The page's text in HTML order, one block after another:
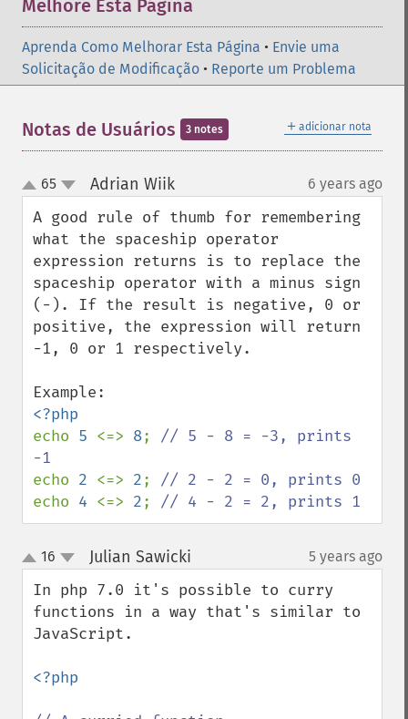
Melhore Esta Página
Aprenda Como Melhorar Esta Página • Envie uma
Solicitação de Modificação • Reporte um Problema
＋ adicionar nota
Notas de Usuários 3 notes
up
down
65 Adrian Wiik¶ 6 years ago
A good rule of thumb for remembering
what the spaceship operator
expression returns is to replace the
spaceship operator with a minus sign
(-). If the result is negative, 0 or
positive, the expression will return
-1, 0 or 1 respectively.
echo 5 <=> 8; // 5 - 8 = -3, prints
echo 2 <=> 2;
echo 4 <=> 2; // 4 - 2 = 2, prints 1
up
down
16 Julian Sawicki 5 years ago
In php 7.0 it's possible to curry
functions in a way that's similar to
JavaScript.
<?php